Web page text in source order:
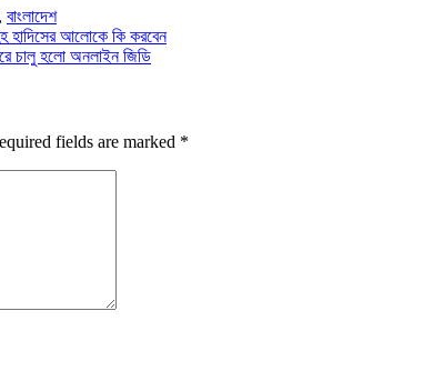
, বাংলাদেশ
আলোকে কি করবেন
চালু হলো অনলাইন জিডি
fields are marked *